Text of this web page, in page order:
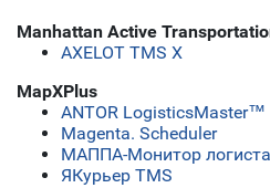
Manhattan Active
AXELOT TMS X
MapXPlus
ANTOR LogisticsMaster™
Magenta. Scheduler
МАППА-Монитор логиста
ЯКурьер TMS